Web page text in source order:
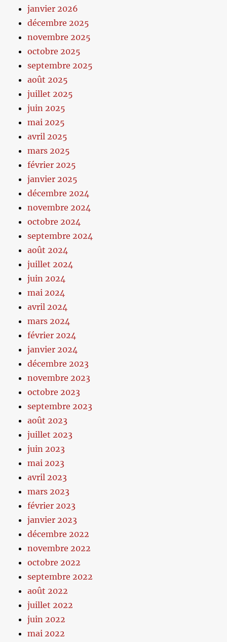
janvier 2026
décembre 2025
novembre 2025
octobre 2025
septembre 2025
août 2025
juillet 2025
juin 2025
mai 2025
avril 2025
mars 2025
février 2025
janvier 2025
décembre 2024
novembre 2024
octobre 2024
septembre 2024
août 2024
juillet 2024
juin 2024
mai 2024
avril 2024
mars 2024
février 2024
janvier 2024
décembre 2023
novembre 2023
octobre 2023
septembre 2023
août 2023
juillet 2023
juin 2023
mai 2023
avril 2023
mars 2023
février 2023
janvier 2023
décembre 2022
novembre 2022
octobre 2022
septembre 2022
août 2022
juillet 2022
juin 2022
mai 2022